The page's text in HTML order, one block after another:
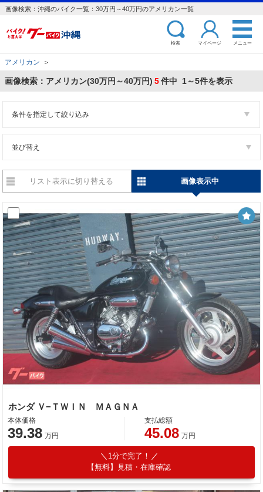
画像検索：沖縄のバイク一覧：30万円～40万円のアメリカン一覧
検索 マイページ メニュー
アメリカン ＞
画像検索：アメリカン(30万円～40万円) 5件中 1～5件を表示
条件を指定して絞り込み
並び替え
リスト表示に切り替える 画像表示中
ホンダ Ｖ−ＴＷＩＮ ＭＡＧＮＡ
本体価格
39.38 万円
支払総額
45.08 万円
1分で完了！
【無料】見積・在庫確認